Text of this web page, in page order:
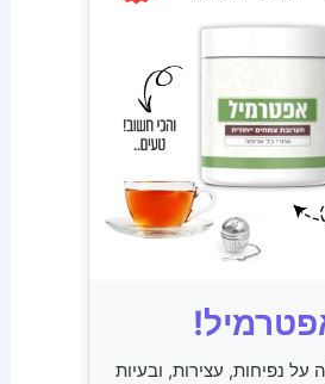
על נפיחות, עצירות, ובעיות